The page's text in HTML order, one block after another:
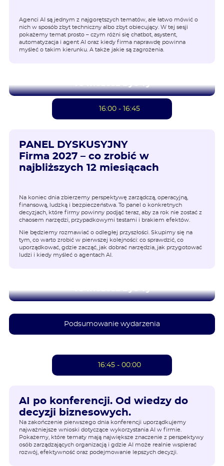
Agenci AI są jednym z najgorętszych tematów, ale łatwo mówić o
nich w sposób zbyt techniczny albo zbyt obiecujący. W tej sesji
pokażemy temat prosto – czym różni się chatbot, asystent,
automatyzacja i agent AI oraz kiedy firma naprawdę powinna
myśleć o takim kierunku. A także jakie są zagrożenia.
16:00 - 16:45
PANEL DYSKUSYJNY
Firma 2027 – co zrobić w
najbliższych 12 miesiącach
Na koniec dnia zbierzemy perspektywę zarządczą, operacyjną,
finansową, ludzką i bezpieczeństwa. To panel o konkretnych
decyzjach, które firmy powinny podjąć teraz, aby za rok nie zostać z
chaosem narzędzi, przypadkowymi testami i brakiem efektów.
Nie będziemy rozmawiać o odległej przyszłości. Skupimy się na
tym, co warto zrobić w pierwszej kolejności: co sprawdzić, co
uporządkować, gdzie zacząć, jak dobrać narzędzia, jak przygotować
ludzi i kiedy myśleć o agentach AI.
Podsumowanie wydarzenia
16:45 - 00:00
AI po konferencji. Od wiedzy do
decyzji biznesowych.
Na zakończenie pierwszego dnia konferencji uporządkujemy
najważniejsze wnioski dotyczące wykorzystania AI w firmie.
Pokażemy, które tematy mają największe znaczenie z perspektywy
osób zarządzających organizacją i gdzie AI może realnie wspierać
rozwój, efektywność oraz podejmowanie lepszych decyzji.